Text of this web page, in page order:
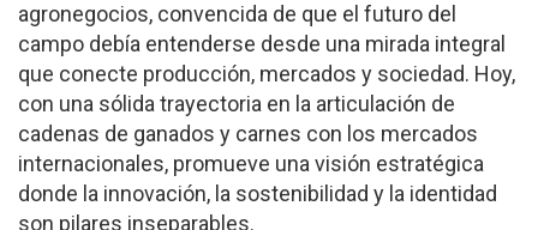
agronegocios, convencida de que el futuro del
campo debía entenderse desde una mirada integral
que conecte producción, mercados y sociedad. Hoy,
con una sólida trayectoria en la articulación de
cadenas de ganados y carnes con los mercados
internacionales, promueve una visión estratégica
donde la innovación, la sostenibilidad y la identidad
son pilares inseparables.